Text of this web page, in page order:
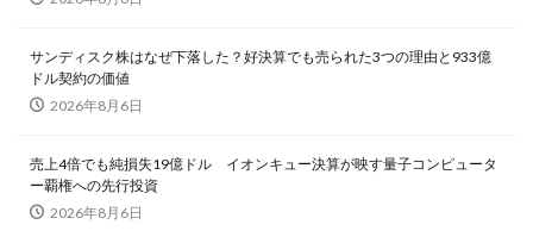
サンディスク株はなぜ下落した？好決算でも売られた3つの理由と933億
ドル契約の価値
2026年8月6日
売上4倍でも純損失19億ドル イオンキュー決算が映す量子コンピュータ
ー覇権への先行投資
2026年8月6日